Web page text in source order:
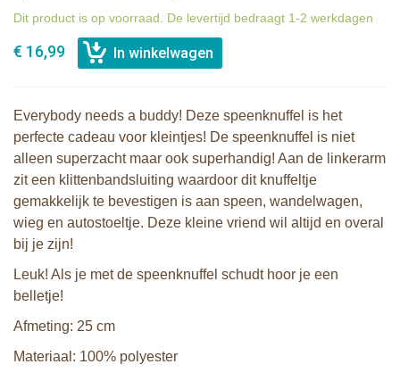
Dit product is op voorraad. De levertijd bedraagt 1-2 werkdagen
€ 16,99
Everybody needs a buddy! Deze speenknuffel is het
perfecte cadeau voor kleintjes! De speenknuffel is niet
alleen superzacht maar ook superhandig! Aan de linkerarm
zit een klittenbandsluiting waardoor dit knuffeltje
gemakkelijk te bevestigen is aan speen, wandelwagen,
wieg en autostoeltje. Deze kleine vriend wil altijd en overal
bij je zijn!
Leuk! Als je met de speenknuffel schudt hoor je een
belletje!
Afmeting: 25 cm
Materiaal: 100% polyester